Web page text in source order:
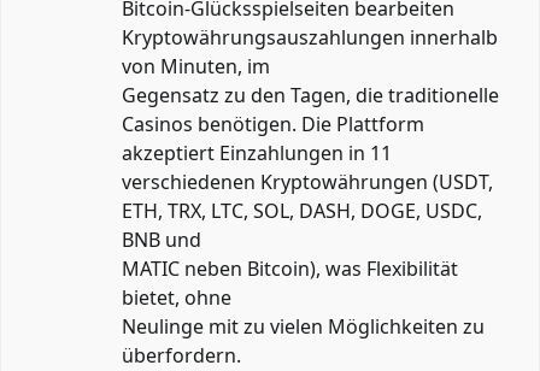
Bitcoin-Glücksspielseiten bearbeiten
Kryptowährungsauszahlungen innerhalb
von Minuten, im
Gegensatz zu den Tagen, die traditionelle
Casinos benötigen. Die Plattform
akzeptiert Einzahlungen in 11
verschiedenen Kryptowährungen (USDT,
ETH, TRX, LTC, SOL, DASH, DOGE, USDC,
BNB und
MATIC neben Bitcoin), was Flexibilität
bietet, ohne
Neulinge mit zu vielen Möglichkeiten zu
überfordern.